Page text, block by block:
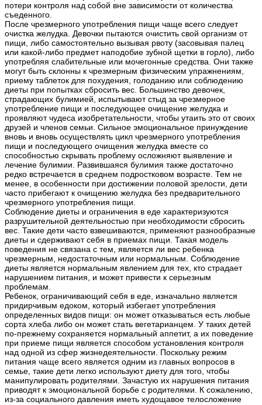
потери контроля над собой вне зависимости от количества
съеденного.
После чрезмерного употребления пищи чаще всего следует
очистка желудка. Девочки пытаются очистить свой организм от
пищи, либо самостоятельно вызывая рвоту (засовывая палец
или какой-либо предмет наподобие зубной щетки в горло), либо
употребляя слабительные или мочегонные средства. Они также
могут быть склонны к чрезмерным физическим упражнениям,
приему таблеток для похудения, голоданию или соблюдению
диеты при попытках сбросить вес. Большинство девочек,
страдающих булимией, испытывают стыд за чрезмерное
употребление пищи и последующее очищение желудка и
проявляют чудеса изобретательности, чтобы утаить это от своих
друзей и членов семьи. Сильное эмоциональное принуждение
вновь и вновь осуществлять цикл чрезмерного употребления
пищи и последующего очищения желудка вместе со
способностью скрывать проблему осложняют выявление и
лечение булимии. Развившаяся булимия также достаточно
редко встречается в среднем подростковом возрасте. Тем не
менее, в особенности при достижении половой зрелости, дети
часто прибегают к очищению желудка без предварительного
чрезмерного употребления пищи.
Соблюдение диеты и ограничения в еде характеризуются
разрушительной деятельностью при необходимости сбросить
вес. Такие дети часто взвешиваются, применяют разнообразные
диеты и сдерживают себя в приемах пищи. Такая модель
поведения не связана с тем, является ли вес ребенка
чрезмерным, недостаточным или нормальным. Соблюдение
диеты является нормальным явлением для тех, кто страдает
нарушением питания, и может привести к серьезным
проблемам.
Ребенок, ограничивающий себя в еде, изначально является
придирчивым едоком, который избегает употребления
определенных видов пищи: он может отказываться есть любые
сорта хлеба либо он может стать вегетарианцем. У таких детей
по-прежнему сохраняется нормальный аппетит, а их поведение
при приеме пищи является способом установления контроля
над одной из сфер жизнедеятельности. Поскольку режим
питания чаще всего является одним из главных вопросов в
семье, такие дети легко используют диету для того, чтобы
манипулировать родителями. Зачастую их нарушения питания
приводят к эмоциональной борьбе с родителями. К сожалению,
из-за социального давления иметь худощавое телосложение